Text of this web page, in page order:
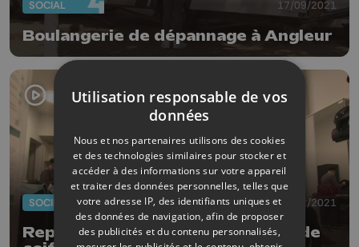
SOCIAL 17/09/2021
Boulangerie de dépannage à Angleur
SOCIÉTÉ 15/02/2021
Reprise en force pour les salons de
Utilisation responsable de vos
données
Nous et nos partenaires utilisons des cookies
et des technologies similaires pour stocker et
accéder à des informations sur votre appareil
et traiter des données personnelles, telles que
votre adresse IP, des identifiants uniques et
des données de navigation, afin de proposer
des publicités et du contenu personnalisés,